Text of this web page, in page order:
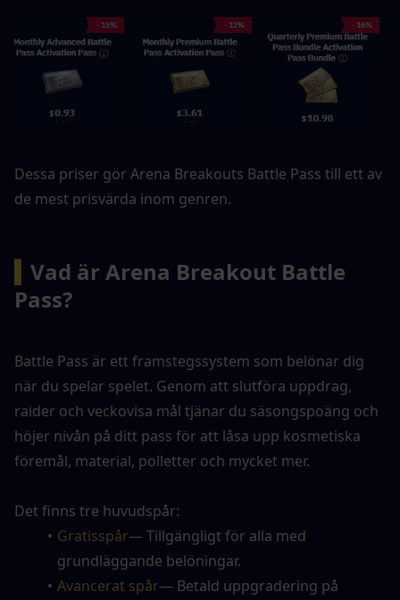
Dessa priser gör Arena Breakouts Battle Pass till ett av
de mest prisvärda inom genren.
Vad är Arena Breakout Battle
Pass?
Battle Pass är ett framstegssystem som belönar dig
när du spelar spelet. Genom att slutföra uppdrag,
raider och veckovisa mål tjänar du säsongspoäng och
höjer nivån på ditt pass för att låsa upp kosmetiska
föremål, material, polletter och mycket mer.
Det finns tre huvudspår:
Gratisspår— Tillgängligt för alla med
grundläggande belöningar.
Avancerat spår— Betald uppgradering på